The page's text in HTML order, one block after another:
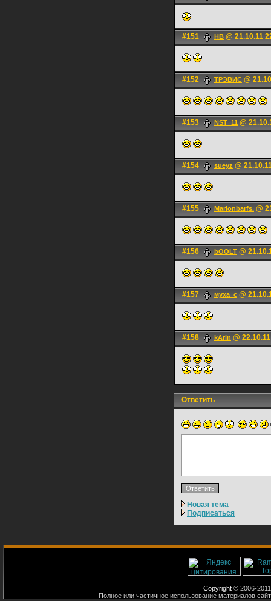
#151 HB @ 21.10.11
#152 ТРЭВИС @
#153 NST_11 @
#154 sueyz @
#155 Marionbarfs. @
#156 bOOLT @
#157 муха_с @
#158 kArin @
Ответить
Новая тема
Подписаться
Copyright © 2006-
Полное или частичное использование материалов